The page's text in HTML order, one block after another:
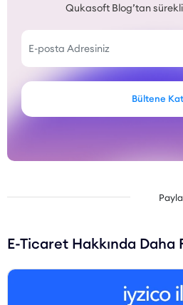
Qukasoft Blog’tan
Bültene
E-Ticaret Hakkında Daha